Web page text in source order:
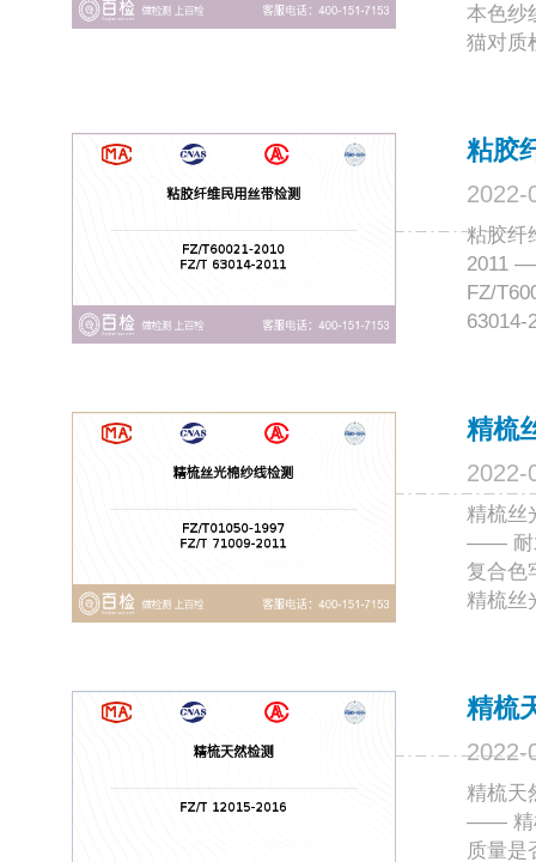
本色纱
猫对质
粘胶
2022-
粘胶纤
2011
FZ/
精梳
2022-
精梳丝
—— 耐
复合色
精梳丝
精梳
2022-
精梳天
—— 精
质量是